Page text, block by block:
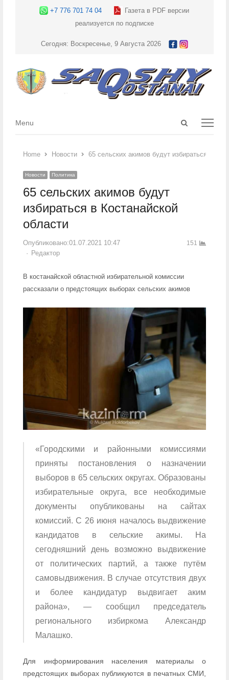
+7 776 701 74 04
Газета в PDF версии
реализуется по подписке
Сегодня: Воскресенье, 9 Августа 2026
Open
Menu
Menu
Home Новости 65 сельских акимов будут избираться в
Новости Политика
65 сельских акимов будут
избираться в Костанайской
области
Опубликовано:01.07.2021 10:47
Author
Редактор
151
В костанайской областной избирательной комиссии
рассказали о предстоящих выборах сельских акимов
«Городскими и районными комиссиями
приняты постановления о назначении
выборов в 65 сельских округах. Образованы
избирательные округа, все необходимые
документы опубликованы на сайтах
комиссий. С 26 июня началось выдвижение
кандидатов в сельские акимы. На
сегодняшний день возможно выдвижение
от политических партий, а также путём
самовыдвижения. В случае отсутствия двух
и более кандидатур выдвигает аким
района», — сообщил председатель
регионального избиркома Александр
Малашко.
Для информирования населения материалы о
предстоящих выборах публикуются в печатных СМИ,